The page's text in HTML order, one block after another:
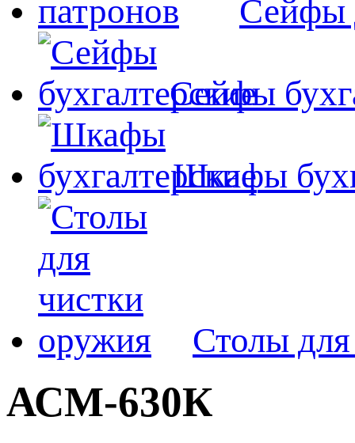
Сейфы
Сейфы
Шкафы
Столы
АСМ-630К